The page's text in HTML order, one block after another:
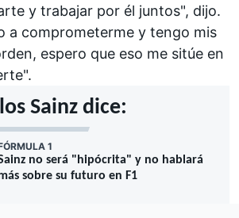
y trabajar por él juntos", dijo.
a comprometerme y tengo mis
espero que eso me sitúe en
Sainz dice:
1
no será "hipócrita" y no hablará
sobre su futuro en F1